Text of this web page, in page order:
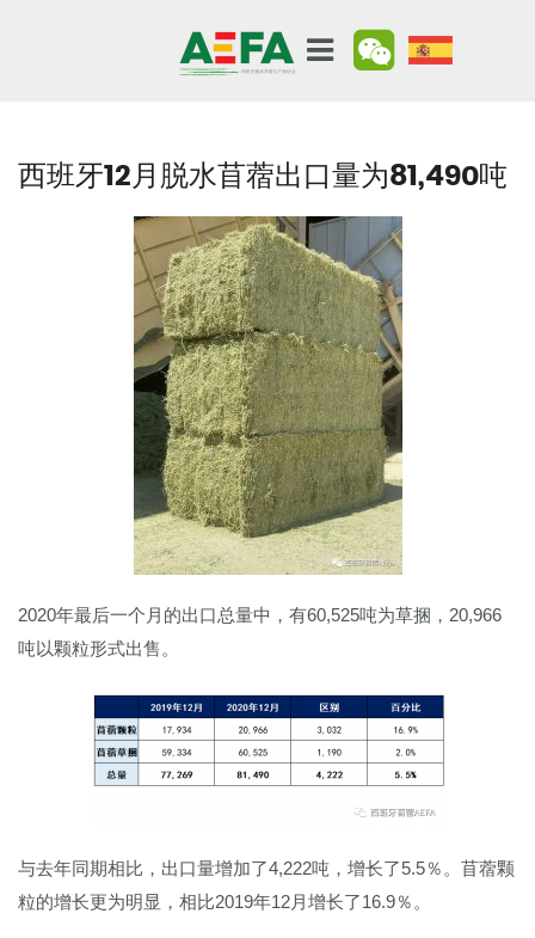
西班牙12月脱水苜蓿出口量为81,490吨
2020年最后一个月的出口总量中，有60,525吨为草捆，20,966
吨以颗粒形式出售。
与去年同期相比，出口量增加了4,222吨，增长了5.5％。苜蓿颗
粒的增长更为明显，相比2019年12月增长了16.9％。